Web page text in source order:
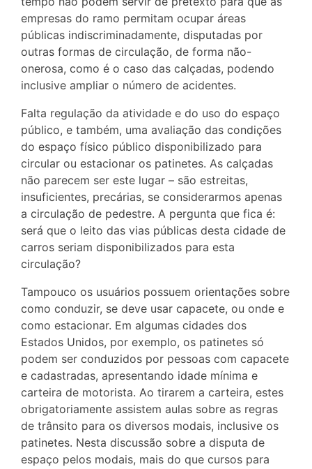
empresas do ramo permitam ocupar áreas
públicas indiscriminadamente, disputadas por
outras formas de circulação, de forma não-
onerosa, como é o caso das calçadas, podendo
inclusive ampliar o número de acidentes.
Falta regulação da atividade e do uso do espaço
público, e também, uma avaliação das condições
do espaço físico público disponibilizado para
circular ou estacionar os patinetes. As calçadas
não parecem ser este lugar – são estreitas,
insuficientes, precárias, se considerarmos apenas
a circulação de pedestre. A pergunta que fica é:
será que o leito das vias públicas desta cidade de
carros seriam disponibilizados para esta
circulação?
Tampouco os usuários possuem orientações sobre
como conduzir, se deve usar capacete, ou onde e
como estacionar. Em algumas cidades dos
Estados Unidos, por exemplo, os patinetes só
podem ser conduzidos por pessoas com capacete
e cadastradas, apresentando idade mínima e
carteira de motorista. Ao tirarem a carteira, estes
obrigatoriamente assistem aulas sobre as regras
de trânsito para os diversos modais, inclusive os
patinetes. Nesta discussão sobre a disputa de
espaço pelos modais, mais do que cursos para